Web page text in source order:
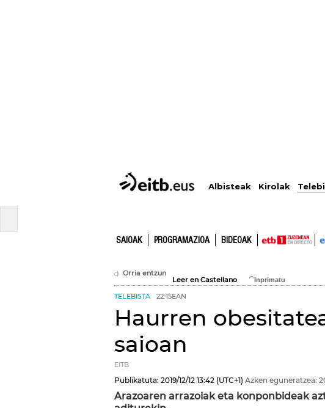
Albisteak Kirolak
SAIOAK PROGRAMAZIOA BIDEOAK
Orria entzun
Leer en Castellano
TELEBISTA 22:15EAN
Haurren
saioan
EITB
Publikatuta: 2019/12/12 13:42 (UTC+1) Azken eguneratzea:
Arazoaren arrazoiak eta konponbideak